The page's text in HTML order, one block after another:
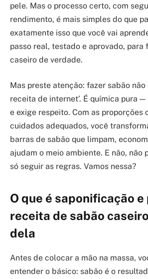
pele. Mas o processo certo, com
rendimento, é mais simples do que
exatamente isso que você vai
passo real, testado e aprovado, para
caseiro de verdade.
Mas preste atenção: fazer sabão não
receita de internet’. É química pura
e exige respeito. Com as proporções
cuidados adequados, você
barras de sabão que limpam,
ajudam o meio ambiente. E não, não
só seguir as regras. Vamos nessa?
O que é saponificação e
receita de sabão
dela
Antes de colocar a mão na massa,
entender o básico: sabão é o